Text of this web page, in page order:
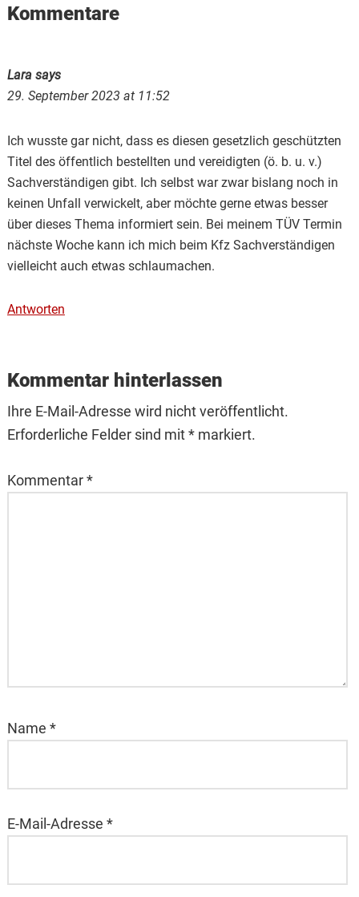
Reader
Kommentare
Lara says
29. September 2023 at 11:52
Ich wusste gar nicht, dass es diesen gesetzlich geschützten
Titel des öffentlich bestellten und vereidigten (ö. b. u. v.)
Sachverständigen gibt. Ich selbst war zwar bislang noch in
keinen Unfall verwickelt, aber möchte gerne etwas besser
über dieses Thema informiert sein. Bei meinem TÜV Termin
nächste Woche kann ich mich beim Kfz Sachverständigen
vielleicht auch etwas schlaumachen.
Antworten
Kommentar hinterlassen
Ihre E-Mail-Adresse wird nicht veröffentlicht.
Erforderliche Felder sind mit * markiert.
Kommentar*
Name *
E-Mail-Adresse *